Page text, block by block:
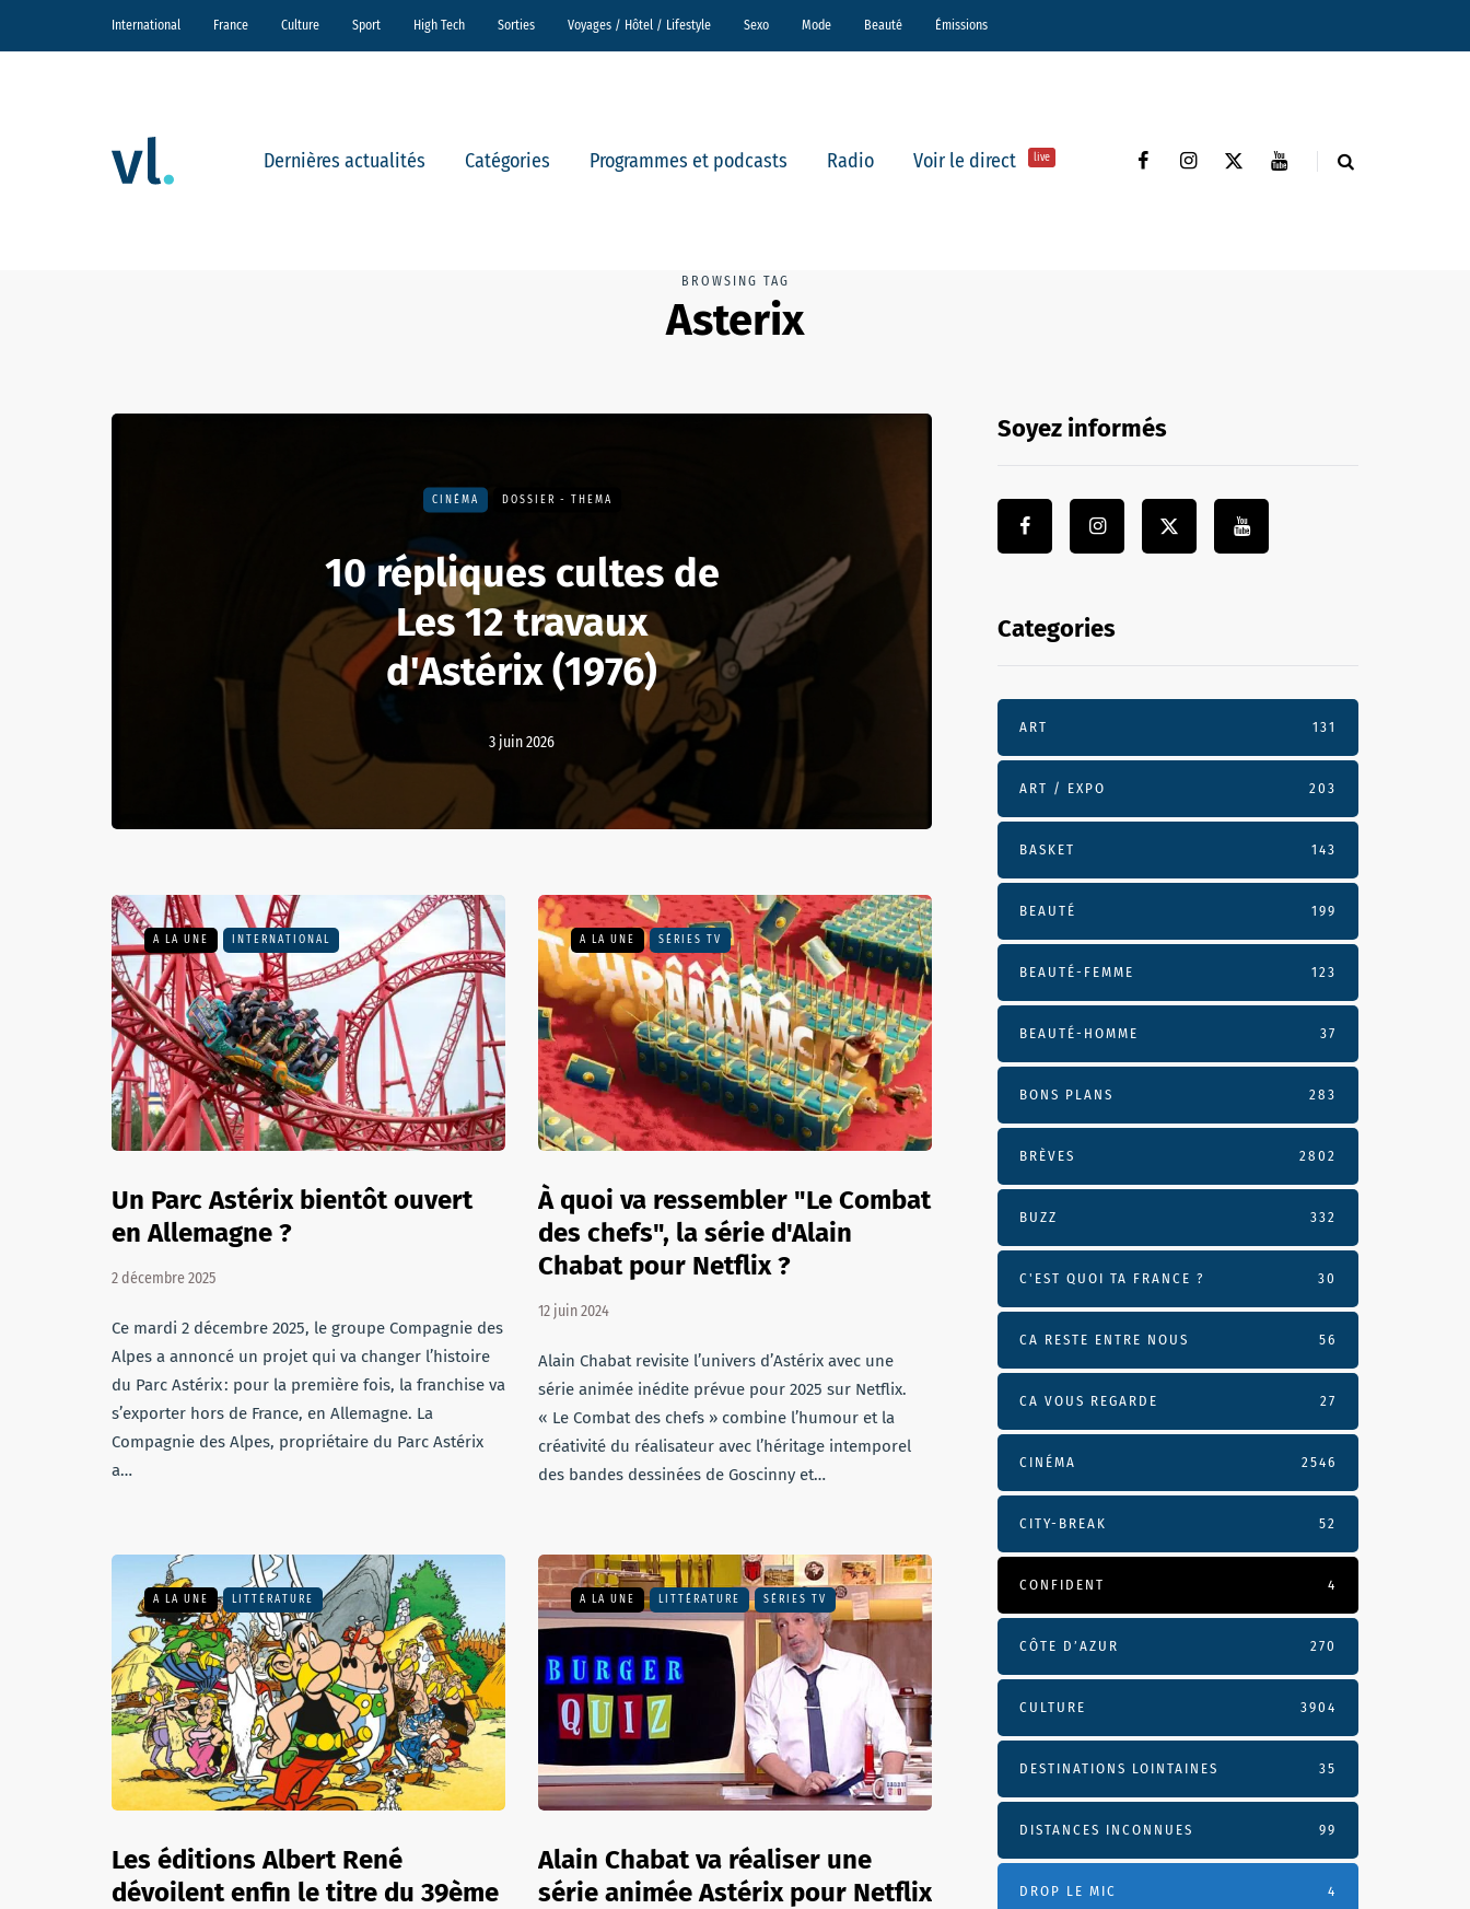
International France Culture Sport High Tech Sorties Voyages / Hôtel / Lifestyle Sexo Mode Beauté Émissions
Dernières actualités Catégories Programmes et podcasts Radio Voir le direct live
BROWSING TAG
Asterix
CINÉMA DOSSIER - THEMA
10 répliques cultes de
Les 12 travaux
d'Astérix (1976)
3 juin 2026
A LA UNE INTERNATIONAL
Un Parc Astérix bientôt ouvert
en Allemagne ?
2 décembre 2025
Ce mardi 2 décembre 2025, le groupe Compagnie des
Alpes a annoncé un projet qui va changer l’histoire
du Parc Astérix : pour la première fois, la franchise va
s’exporter hors de France, en Allemagne. La
Compagnie des Alpes, propriétaire du Parc Astérix
a…
A LA UNE SÉRIES TV
À quoi va ressembler "Le Combat
des chefs", la série d'Alain
Chabat pour Netflix ?
12 juin 2024
Alain Chabat revisite l’univers d’Astérix avec une
série animée inédite prévue pour 2025 sur Netflix.
« Le Combat des chefs » combine l’humour et la
créativité du réalisateur avec l’héritage intemporel
des bandes dessinées de Goscinny et…
A LA UNE LITTÉRATURE
Les éditions Albert René
dévoilent enfin le titre du 39ème
A LA UNE LITTÉRATURE SÉRIES TV
Alain Chabat va réaliser une
série animée Astérix pour Netflix
Soyez informés
Categories
ART 131
ART / EXPO 203
BASKET 143
BEAUTÉ 199
BEAUTÉ-FEMME 123
BEAUTÉ-HOMME 37
BONS PLANS 283
BRÈVES 2802
BUZZ 332
C'EST QUOI TA FRANCE ? 30
CA RESTE ENTRE NOUS 56
CA VOUS REGARDE 27
CINÉMA 2546
CITY-BREAK 52
CONFIDENT 4
CÔTE D’AZUR 270
CULTURE 3904
DESTINATIONS LOINTAINES 35
DISTANCES INCONNUES 99
DROP LE MIC 4